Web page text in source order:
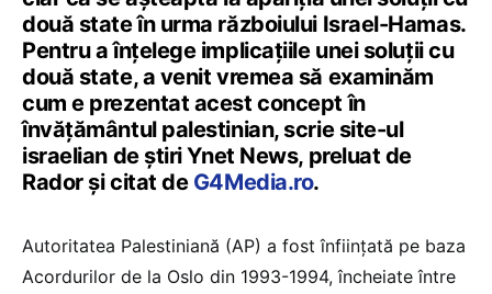
două state în urma războiului Israel-Hamas.
Pentru a înțelege implicațiile unei soluții cu
două state, a venit vremea să examinăm
cum e prezentat acest concept în
învățământul palestinian, scrie site-ul
israelian de știri Ynet News, preluat de
Rador și citat de G4Media.ro.
Autoritatea Palestiniană (AP) a fost înființată pe baza
Acordurilor de la Oslo din 1993-1994, încheiate între